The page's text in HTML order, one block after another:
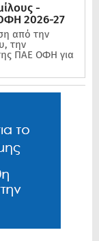
-
2026-27
από την
την
ΠΑΕ ΟΦΗ για